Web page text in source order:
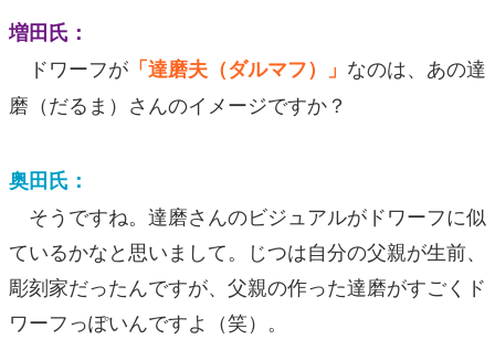
増田氏：
ドワーフが 「達磨夫（ダルマフ）」 なのは、あの達
磨（だるま）さんのイメージですか？
奥田氏：
そうですね。達磨さんのビジュアルがドワーフに似
ているかなと思いまして。じつは自分の父親が生前、
彫刻家だったんですが、父親の作った達磨がすごくド
ワーフっぽいんですよ（笑）。